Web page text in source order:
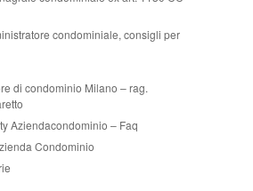
condominiale, consigli per
di condominio Milano – rag.
Aziendacondominio – Faq
Condominio